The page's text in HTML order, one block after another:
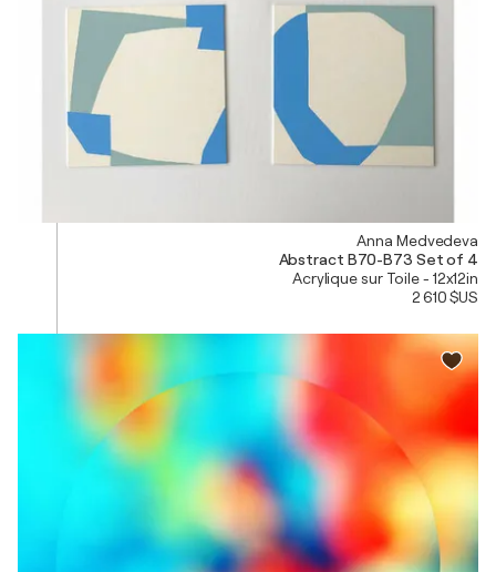
Anna Medvedeva
Abstract B70-B73 Set of 4
Acrylique sur Toile - 12x12in
2 610 $US